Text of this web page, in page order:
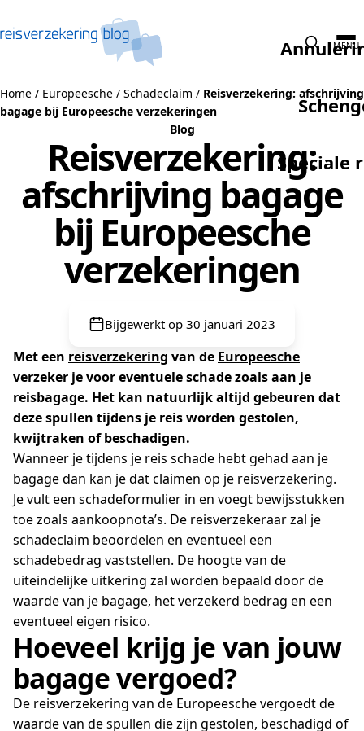
Speciale
MENU
Home / Europeesche / Schadeclaim / Reisverzekering: afschrijving
bagage bij Europeesche verzekeringen
Blog
Reisverzekering:
afschrijving bagage
bij Europeesche
verzekeringen
Bijgewerkt op 30 januari 2023
Met een reisverzekering van de Europeesche
verzeker je voor eventuele schade zoals aan je
reisbagage. Het kan natuurlijk altijd gebeuren dat
deze spullen tijdens je reis worden gestolen,
kwijtraken of beschadigen.
Wanneer je tijdens je reis schade hebt gehad aan je
bagage dan kan je dat claimen op je reisverzekering.
Je vult een schadeformulier in en voegt bewijsstukken
toe zoals aankoopnota’s. De reisverzekeraar zal je
schadeclaim beoordelen en eventueel een
schadebedrag vaststellen. De hoogte van de
uiteindelijke uitkering zal worden bepaald door de
waarde van je bagage, het verzekerd bedrag en een
eventueel eigen risico.
Hoeveel krijg je van jouw
bagage vergoed?
De reisverzekering van de Europeesche vergoedt de
waarde van de spullen die zijn gestolen, beschadigd of